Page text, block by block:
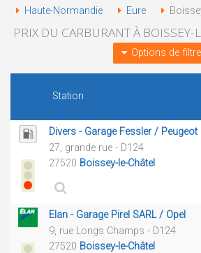
Haute-Normandie Eure
PRIX DU CARBURANT À
Options de filtre
Station
Divers - Garage Fessler / Peugeot
27, grande rue - D124
27520 Boissey-le-Châtel
Elan - Garage Pirel SARL / Opel
9, rue Longs Champs - D124
27520 Boissey-le-Châtel